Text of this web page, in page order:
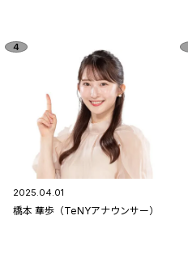
2025.04.01
橋本 華歩（TeNYアナウンサー）